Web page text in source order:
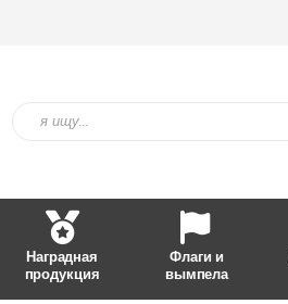
Наградная
продукция
Флаги и
вымпела